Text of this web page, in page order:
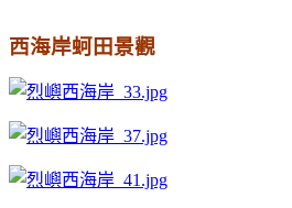
西海岸蚵田景觀